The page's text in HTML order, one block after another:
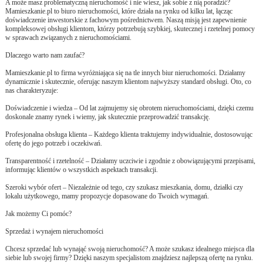
A może masz problematyczną nieruchomość i nie wiesz, jak sobie z nią poradzić?
Mamieszkanie.pl to biuro nieruchomości, które działa na rynku od kilku lat, łącząc
doświadczenie inwestorskie z fachowym pośrednictwem. Naszą misją jest zapewnienie
kompleksowej obsługi klientom, którzy potrzebują szybkiej, skutecznej i rzetelnej pomocy
w sprawach związanych z nieruchomościami.
Dlaczego warto nam zaufać?
Mamieszkanie.pl to firma wyróżniająca się na tle innych biur nieruchomości. Działamy
dynamicznie i skutecznie, oferując naszym klientom najwyższy standard obsługi. Oto, co
nas charakteryzuje:
Doświadczenie i wiedza – Od lat zajmujemy się obrotem nieruchomościami, dzięki czemu
doskonale znamy rynek i wiemy, jak skutecznie przeprowadzić transakcję.
Profesjonalna obsługa klienta – Każdego klienta traktujemy indywidualnie, dostosowując
ofertę do jego potrzeb i oczekiwań.
Transparentność i rzetelność – Działamy uczciwie i zgodnie z obowiązującymi przepisami,
informując klientów o wszystkich aspektach transakcji.
Szeroki wybór ofert – Niezależnie od tego, czy szukasz mieszkania, domu, działki czy
lokalu użytkowego, mamy propozycje dopasowane do Twoich wymagań.
Jak możemy Ci pomóc?
Sprzedaż i wynajem nieruchomości
Chcesz sprzedać lub wynająć swoją nieruchomość? A może szukasz idealnego miejsca dla
siebie lub swojej firmy? Dzięki naszym specjalistom znajdziesz najlepszą ofertę na rynku.